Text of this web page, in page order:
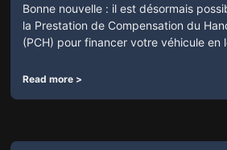
Bonne nouvelle : il est désormais
la Prestation de Compensation du
(PCH) pour financer votre véhicule en
Read more >